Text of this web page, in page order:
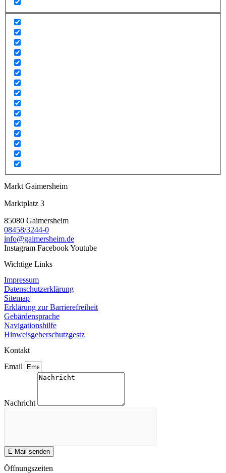
Markt Gaimersheim
Marktplatz 3
85080 Gaimersheim
08458/3244-0
info@gaimersheim.de
Instagram FacebookYoutube
Wichtige Links
Impressum
Datenschutzerklärung
Sitemap
Erklärung zur Barrierefreiheit
Gebärdensprache
Navigationshilfe
Hinweisgeberschutzgestz
Kontakt
Email
Nachricht
E-Mail senden
Öffnungszeiten